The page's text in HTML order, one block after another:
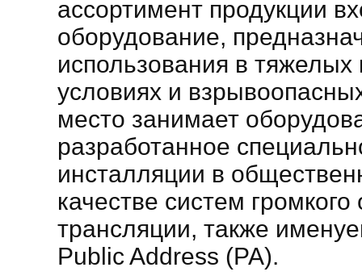
ассортимент продукции
оборудование,
использования в тяжелых
условиях и
место занимает
разработанное
инсталляции в
качестве систем
трансляции, также
Public Address (PA).